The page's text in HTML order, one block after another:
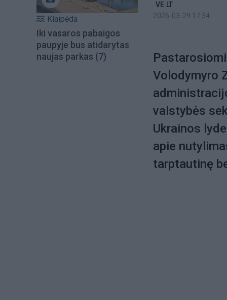
Klaipėda
Iki vasaros pabaigos
paupyje bus atidarytas
naujas parkas (7)
VE.LT
2026-03-29 17:34
Volodymyro
valstybės
Ukrainos
apie
tarptautinę